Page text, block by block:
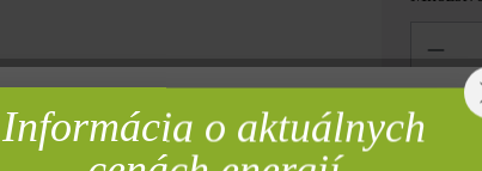
= 1,08 m
Informácia o aktuálnych